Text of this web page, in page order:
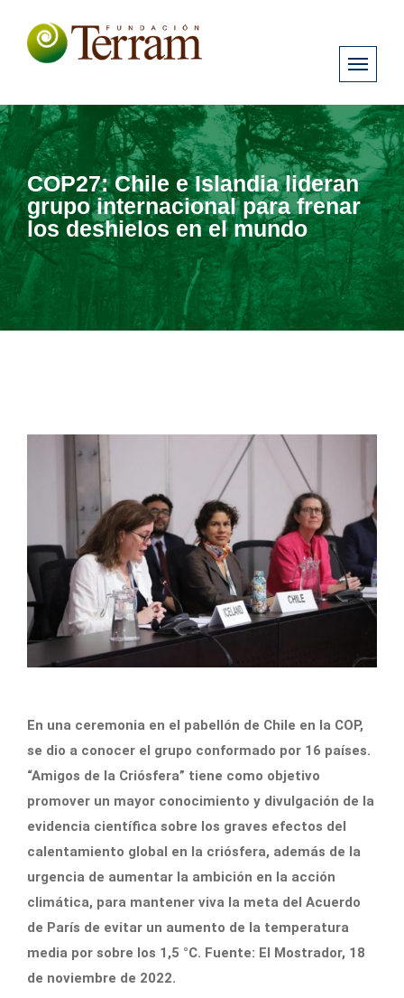
COP27: Chile e Islandia lideran
grupo internacional para frenar
los deshielos en el mundo
En una ceremonia en el pabellón de Chile en la COP,
se dio a conocer el grupo conformado por 16 países.
“Amigos de la Criósfera” tiene como objetivo
promover un mayor conocimiento y divulgación de la
evidencia científica sobre los graves efectos del
calentamiento global en la criósfera, además de la
urgencia de aumentar la ambición en la acción
climática, para mantener viva la meta del Acuerdo
de París de evitar un aumento de la temperatura
media por sobre los 1,5 °C. Fuente: El Mostrador, 18
de noviembre de 2022.